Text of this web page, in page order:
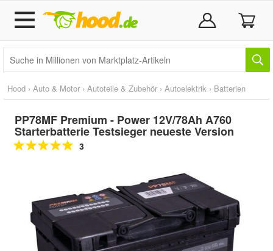
Hood › Auto & Motor › Autoteile & Zubehör › Autoelektrik › Batterien
PP78MF Premium - Power 12V/78Ah A760
Starterbatterie Testsieger neueste Version
3